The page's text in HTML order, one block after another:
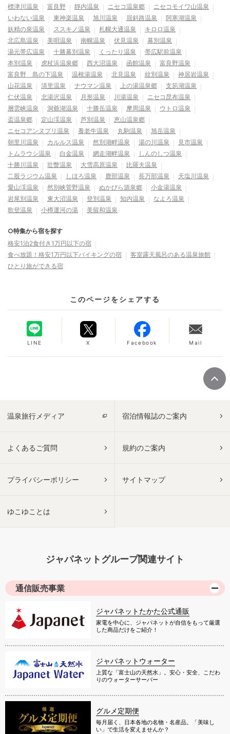
標津川温泉
富良野 靜内温泉 ニセコ温泉郷
ニセコモイワ山温泉
いわない温泉
東神楽温泉 旭川温泉 屈斜路温泉
阿寒湖温泉
妖精の泉温泉
ススキノ温泉 札幌大通温泉
キロロ温泉
北広島温泉
美唄温泉 南幌温泉 伏見温泉
幕別温泉
湯元帯広温泉
十勝幕別温泉 くったり温泉
帯広駅前温泉
本別温泉
虎杖浜温泉郷 西大沼温泉 函館温泉
富良野温泉
富良野 島の下温泉
温根湯温泉 北見温泉 紋別温泉
神居岩温泉
山花温泉
清里温泉 ナウマン温泉 上の湯温泉郷
支笏湖温泉
仁伏温泉
北湯沢温泉 月形温泉 川湯温泉
ニセコ昆布温泉
層雲峡温泉
洞爺湖温泉 十勝岳温泉 摩周温泉
ウトロ温泉
盃温泉郷
定山渓温泉 芦別温泉
恵山温泉郷
ニセコアンヌプリ温泉
養老牛温泉 丸駒温泉
旭岳温泉
朝里川温泉
カルルス温泉 然別湖畔温泉 湯の川温泉
見市温泉
トムラウシ温泉
白金温泉 網走湖畔温泉
しんのしつ温泉
十勝川温泉
壮瞥温泉 大雪高原温泉
比羅夫温泉
二股ラジウム温泉
しほろ温泉 鹿部温泉 長万部温泉
天塩川温泉
愛山渓温泉
然別峡菅野温泉 ぬかびら源泉郷
小金湯温泉
岩尾別温泉
東大沼温泉 登別温泉 知内温泉
なよろ温泉
歌登温泉
小樽運河の湯 美留和温泉
○特集から宿を探す
格安1泊2食付き1万円以下の宿
食べ放題！格安1万円以下バイキングの宿
客室露天風呂のある温泉旅館
ひとり旅ができる宿
このページをシェアする
LINE X Facebook Mail
温泉旅行メディア 宿泊情報誌のご案内
よくあるご質問 規約のご案内
プライバシーポリシー サイトマップ
ゆこゆことは
ジャパネットグループ関連サイト
通信販売事業
ジャパネットたかた公式通販
家電を中心に、ジャパネットが自信をもって厳選
した商品だけをご紹介！
ジャパネットウォーター
上質な「富士山の天然水」。安心・安全、こだわ
りのウォーターサーバー
グルメ定期便
毎月届く、日本各地の名物・名産品。「美味し
い」で生活を変えませんか？